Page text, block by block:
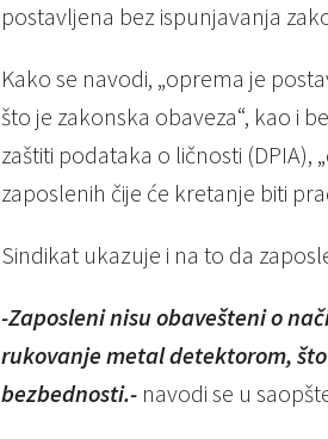
postavljena bez ispunjavanja
Kako se navodi, „oprema je
što je zakonska obaveza“, kao i
zaštiti podataka o ličnosti
zaposlenih čije će kretanje biti
Sindikat ukazuje i na to da
-Zaposleni nisu obavešteni o
rukovanje metal detektorom,
bezbednosti.- navodi se u